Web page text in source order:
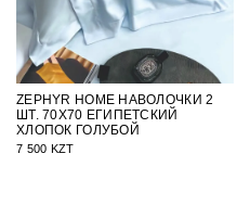
ZEPHYR HOME НАВОЛОЧКИ 2
ШТ. 70Х70 ЕГИПЕТСКИЙ
ХЛОПОК ГОЛУБОЙ
7 500 KZT